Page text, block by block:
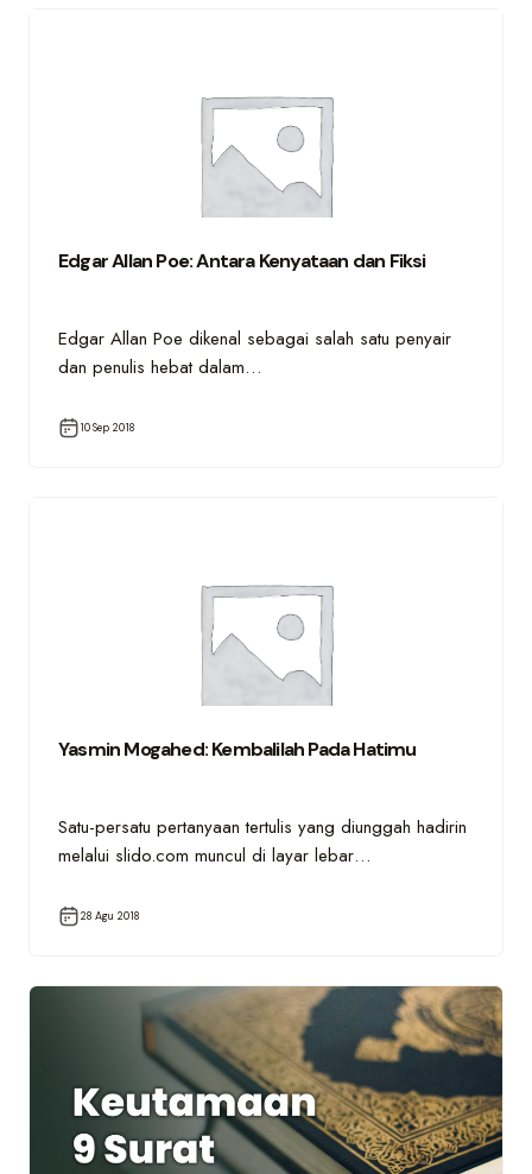
Edgar Allan Poe: Antara Kenyataan dan Fiksi
Edgar Allan Poe dikenal sebagai salah satu penyair
dan penulis hebat dalam…
10 Sep 2018
Yasmin Mogahed: Kembalilah Pada Hatimu
Satu-persatu pertanyaan tertulis yang diunggah hadirin
melalui slido.com muncul di layar lebar…
28 Agu 2018